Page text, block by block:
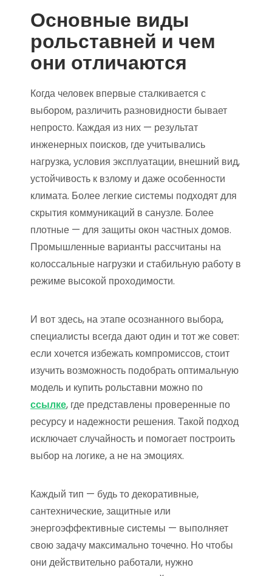
Основные виды
рольставней и чем
они отличаются
Когда человек впервые сталкивается с
выбором, различить разновидности бывает
непросто. Каждая из них — результат
инженерных поисков, где учитывались
нагрузка, условия эксплуатации, внешний вид,
устойчивость к взлому и даже особенности
климата. Более легкие системы подходят для
скрытия коммуникаций в санузле. Более
плотные — для защиты окон частных домов.
Промышленные варианты рассчитаны на
колоссальные нагрузки и стабильную работу в
режиме высокой проходимости.
И вот здесь, на этапе осознанного выбора,
специалисты всегда дают один и тот же совет:
если хочется избежать компромиссов, стоит
изучить возможность подобрать оптимальную
модель и купить рольставни можно по
ссылке, где представлены проверенные по
ресурсу и надежности решения. Такой подход
исключает случайность и помогает построить
выбор на логике, а не на эмоциях.
Каждый тип — будь то декоративные,
сантехнические, защитные или
энергоэффективные системы — выполняет
свою задачу максимально точечно. Но чтобы
они действительно работали, нужно